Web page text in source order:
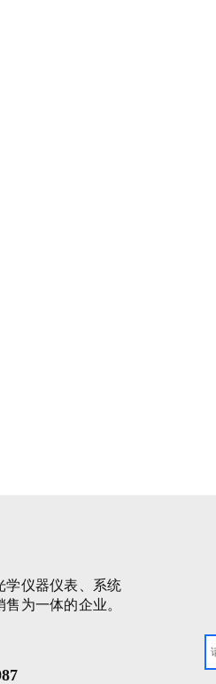
学仪器仪表、系统
为一体的企业。